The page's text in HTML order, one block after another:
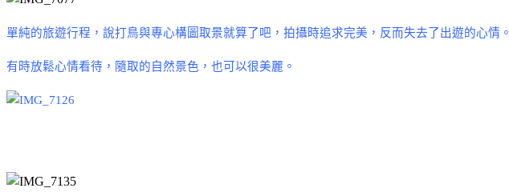
單純的旅遊行程，說打鳥與專心構圖取景就算了吧，拍攝時追求完美，反而失去了出遊的心情。
有時放鬆心情看待，隨取的自然景色，也可以很美麗。